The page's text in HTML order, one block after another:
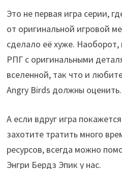
Это не первая игра серии,
от оригинальной игровой
сделало её хуже. Наоборот,
РПГ с оригинальными
вселенной, так что и
Angry Birds должны оценить.
А если вдруг игра
захотите тратить много
ресурсов, всегда можно
Энгри Бердз Эпик у нас.